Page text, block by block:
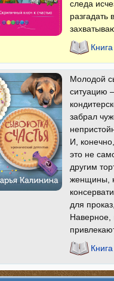
следа
разгадать
Молодой
ситуацию
забрал
И,
это не
другим
женщины,
для
Наверное,